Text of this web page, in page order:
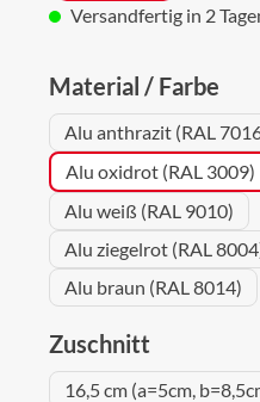
Versandfertig in 2
Material / Farbe
Alu anthrazit (RAL
Alu oxidrot (RAL 3009)
Alu weiß (RAL 9010)
Alu ziegelrot (RAL
Alu braun (RAL 8014)
Zuschnitt
16,5 cm (a=5cm,